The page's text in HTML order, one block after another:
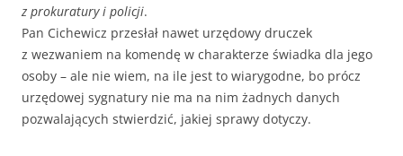
z prokuratury i policji.
Pan Cichewicz przesłał nawet urzędowy druczek
z wezwaniem na komendę w charakterze świadka dla jego
osoby – ale nie wiem, na ile jest to wiarygodne, bo prócz
urzędowej sygnatury nie ma na nim żadnych danych
pozwalających stwierdzić, jakiej sprawy dotyczy.